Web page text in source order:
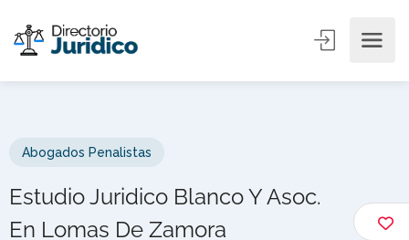
Abogados Penalistas
Estudio Juridico Blanco Y Asoc.
En Lomas De Zamora